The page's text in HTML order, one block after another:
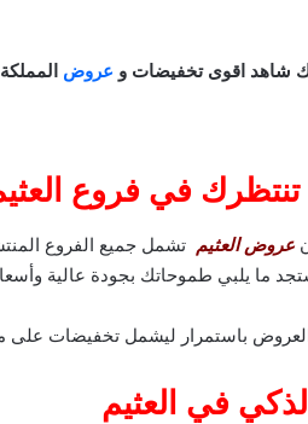
شاهد اقوى تخفيضات و عروض
في فروع
عروض العثيم تشمل جميع الفروع
ما يلبي طموحاتك بجودة عالية
باستمرار ليشمل تخفيضات على
في العثيم